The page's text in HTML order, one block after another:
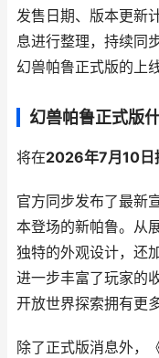
发售日期、版本更新
息进行整理，持续同
幻兽帕鲁正式版的上
幻兽帕鲁正式版
将在2026年7月10日
官方同步发布了最新
本登场的新帕鲁。从
独特的外观设计，还
进一步丰富了玩家的
开放世界探索拥有更
除了正式版消息外，